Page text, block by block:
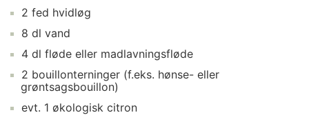
2 fed hvidløg
8 dl vand
4 dl fløde eller madlavningsfløde
2 bouillonterninger (f.eks. hønse- eller
grøntsagsbouillon)
evt. 1 økologisk citron